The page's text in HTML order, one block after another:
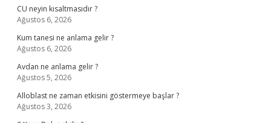
CU neyin kısaltmasıdır ?
Ağustos 6, 2026
Kum tanesi ne anlama gelir ?
Ağustos 6, 2026
Avdan ne anlama gelir ?
Ağustos 5, 2026
Alloblast ne zaman etkisini göstermeye başlar ?
Ağustos 3, 2026